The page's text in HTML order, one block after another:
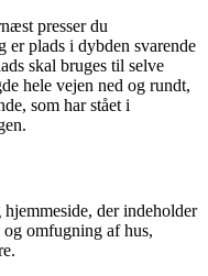
presser du
er plads i dybden svarende
skal bruges til selve
hele vejen ned og rundt,
som har stået i
der indeholder
omfugning af hus,